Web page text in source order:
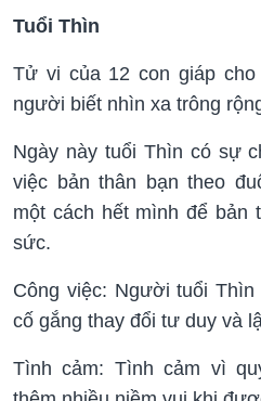
Tuổi Thìn
Tử vi của 12 con giáp
người biết nhìn xa trông
Ngày này tuổi Thìn có sự
việc bản thân bạn theo
một cách hết mình để bản
sức.
Công việc: Người tuổi
cố gắng thay đổi tư duy và
Tình cảm: Tình cảm vì